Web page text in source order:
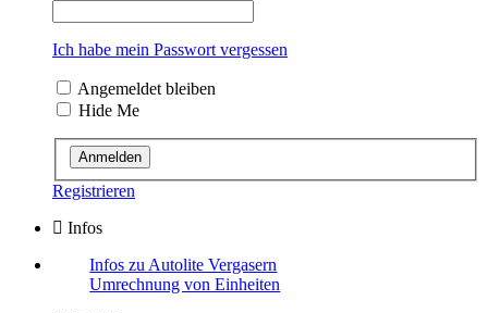
Ich habe mein Passwort vergessen
Angemeldet bleiben
Hide Me
Registrieren
Infos
Infos zu Autolite Vergasern
Umrechnung von Einheiten